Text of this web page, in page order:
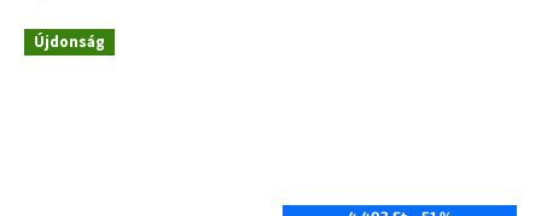
Újdonság